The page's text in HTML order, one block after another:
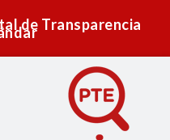
de Transparencia